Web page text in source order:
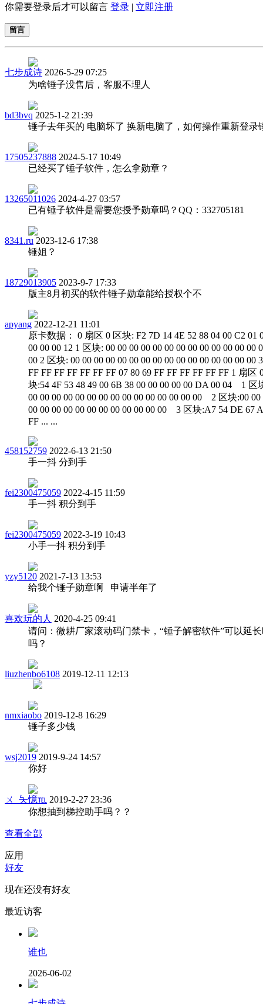
你需要登录后才可以留言 登录 | 立即注册
留言
七步成诗 2026-5-29 07:25
为啥锤子没售后，客服不理人
bd3bvq 2025-1-2 21:39
锤子去年买的 电脑坏了 换新电脑了，如何操作重新登录
17505237888 2024-5-17 10:49
已经买了锤子软件，怎么拿勋章？
13265011026 2024-4-27 03:57
已有锤子软件是需要您授予勋章吗？QQ：332705181
8341.ru 2023-12-6 17:38
锤姐？
18729013905 2023-9-7 17:33
版主8月初买的软件锤子勋章能给授权个不
apyang 2022-12-21 11:01
原卡数据： 0 扇区 0 区块: F2 7D 14 4E 52 88 04 00 C2 01
00 00 00 12 1 区块: 00 00 00 00 00 00 00 00 00 00 00 00 00
00 2 区块: 00 00 00 00 00 00 00 00 00 00 00 00 00 00 00 00
FF FF FF FF FF FF FF 07 80 69 FF FF FF FF FF FF 1 扇区
块:54 4F 53 48 49 00 6B 38 00 00 00 00 00 DA 00 04 1 区
00 00 00 00 00 00 00 00 00 00 00 00 00 00 00 2 区块:00 00
00 00 00 00 00 00 00 00 00 00 00 00 3 区块:A7 54 DE 67
FF ... ...
458152759 2022-6-13 21:50
手一抖 分到手
fei2300475059 2022-4-15 11:59
手一抖 积分到手
fei2300475059 2022-3-19 10:43
小手一抖 积分到手
yzy5120 2021-7-13 13:53
给我个锤子勋章啊 申请半年了
喜欢玩的人 2020-4-25 09:41
请问：微耕厂家滚动码门禁卡，“锤子解密软件”可以延
吗？
liuzhenbo6108 2019-12-11 12:13
nmxiaobo 2019-12-8 16:29
锤子多少钱
wsj2019 2019-9-24 14:57
你好
ㄨ_夨憶℡ 2019-2-27 23:36
你想抽到梯控助手吗？？
查看全部
应用
好友
现在还没有好友
最近访客
谁也
2026-06-02